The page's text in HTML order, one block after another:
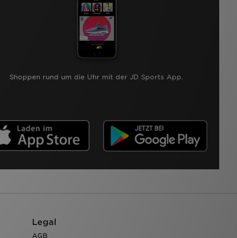
Shoppen rund um die Uhr mit der JD Sports App.
Legal
AGB